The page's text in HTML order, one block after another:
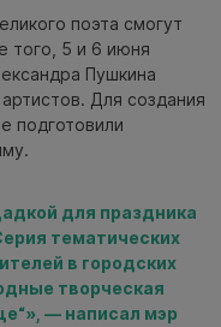
поэта смогут
того, 5 и 6 июня
Пушкина
Для создания
подготовили
для праздника
тематических
в городских
творческая
— написал мэр